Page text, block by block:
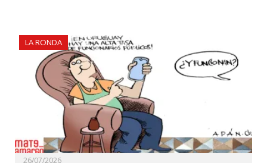
LA RONDA
26/07/2026